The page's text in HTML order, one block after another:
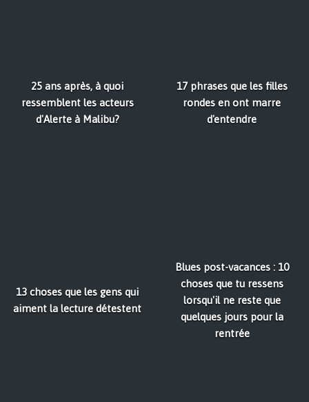
25 ans après, à quoi
ressemblent les acteurs
d'Alerte à Malibu?
17 phrases que les filles
rondes en ont marre
d'entendre
13 choses que les gens qui
aiment la lecture détestent
Blues post-vacances : 10
choses que tu ressens
lorsqu'il ne reste que
quelques jours pour la
rentrée